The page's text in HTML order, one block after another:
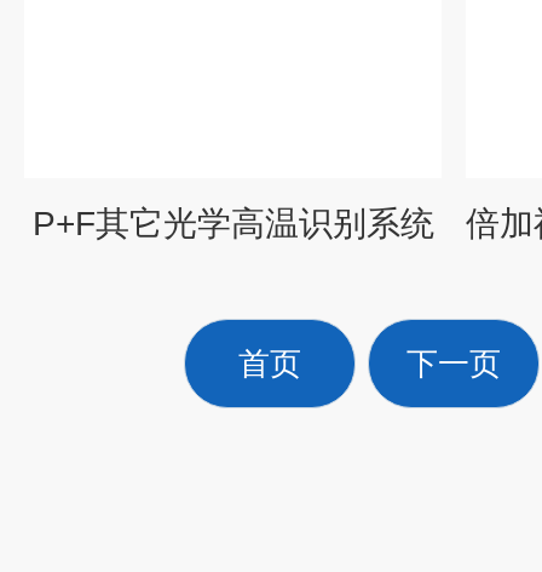
P+F其它光学高温识别系统
首页 下一页